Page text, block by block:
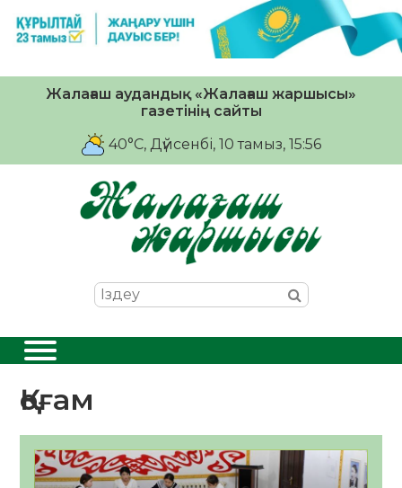
Жалағаш аудандық «Жалағаш жаршысы»
газетінің сайты
40°C, Дүйсенбі, 10 тамыз, 15:56
Қоғам